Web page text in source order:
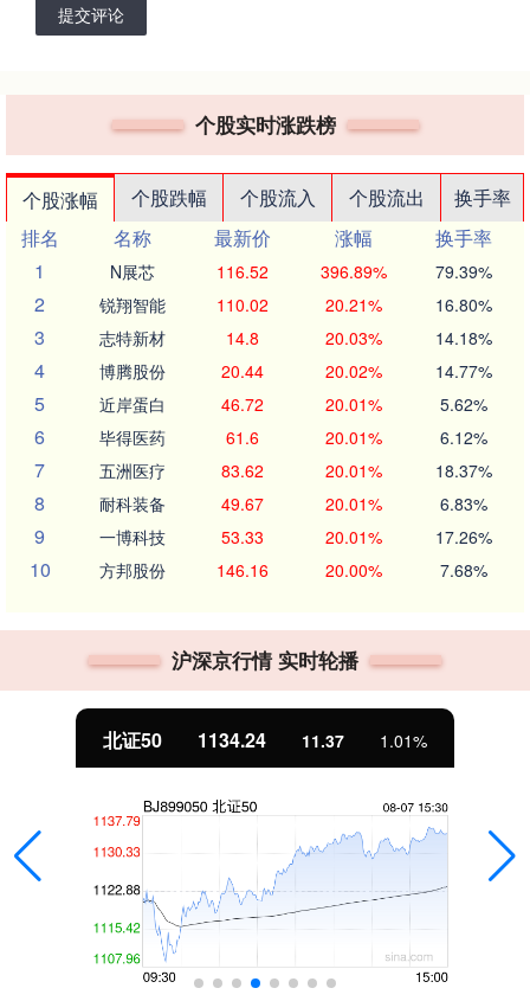
提交评论
个股实时涨跌榜
个股涨幅 个股跌幅 个股流入 个股流出
换手率
排名
名称 最新价 涨幅
换手率
1
N展芯 116.52 396.89% 79.39%
2 锐翔智能 110.02 20.21% 16.80%
3 志特新材 14.8 20.03% 14.18%
4 博腾股份 20.44 20.02% 14.77%
5 近岸蛋白 46.72 20.01% 5.62%
6 毕得医药 61.6 20.01% 6.12%
7 五洲医疗 83.62 20.01% 18.37%
8 耐科装备 49.67 20.01% 6.83%
9 一博科技 53.33 20.01% 17.26%
10 方邦股份 146.16 20.00% 7.68%
沪深京行情 实时轮播
北证50 1134.24 11.37 1.01%